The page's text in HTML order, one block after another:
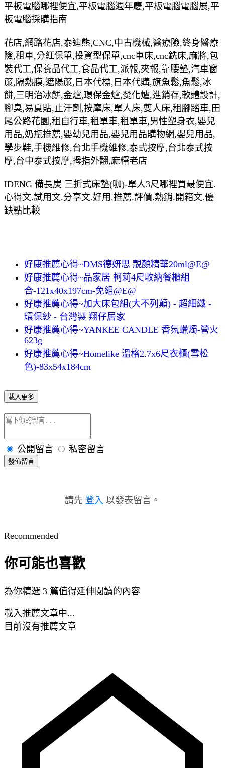
平板電腦哪裡便宜,平板電腦週年慶,平板電腦電腦展,平
板電腦採購指南
花店,網路花店,泰迪熊,CNC,中古機械,醫療險,終身醫療
險,租車,分紅保單,投資型保單,cnc車床,cnc銑床,麻將,包
裝代工,保養品代工,食品代工,派報,夾報,靠腰墊,汽車窗
簾,隔熱膜,遮陽簾,日本代標,日本代購,旗魚鬆,魚鬆,冰
餅,三明治冰餅,金爐,環保金爐,焚化爐,進銷存,軟體設計,
腳臭,易夏貼,止汗劑,按摩床,單人床,雙人床,租腳踏車,田
尾公路花園,租自行車,租單車,租單車,男性塑身衣,嬰兒
用品,奶瓶推薦,嬰幼兒用品,嬰兒用品購物網,嬰兒用品,
學步鞋,手機維修,台北手機維修,泰式按摩,台北泰式按
摩,台中泰式按摩,拇指外翻,麻糬老店
IDENG 備長炭 三折式床墊(咖)-單人3尺哪裡買最便宜.
心得文.試用文.分享文.好用.推薦.評價.熱銷.開箱文.優
缺點比較
好康推薦心得~DMS德妍思 靚顏精華20ml@E@
好康推薦心得~品家居 柯莉4尺收納餐櫃組
合-121x40x197cm-免組@E@
好康推薦心得~加大床包組(大不列顛) - 超細纖 -
環保紗 - 台灣製 翔仔居家
好康推薦心得~YANKEE CANDLE 香氛蠟燭-營火
623g
好康推薦心得~Homelike 溫格2.7x6尺衣櫃(雪松
色)-83x54x184cm
載入更多
公開留言 私密留言
發佈留言
請先 登入 以發表留言。
Recommended
你可能也喜歡
為你精選 3 篇值得延伸閱讀的內容
載入推薦文章中...
目前沒有推薦文章